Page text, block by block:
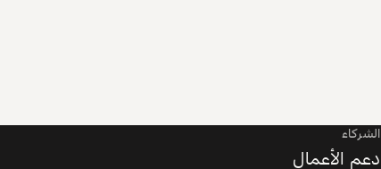
الشركاء
دعم الأعمال